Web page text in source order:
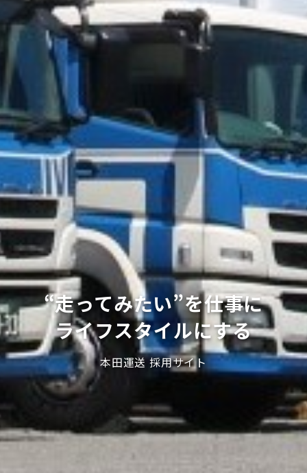
“走ってみたい”を仕事に
ライフスタイルにする
本田運送 採用サイト